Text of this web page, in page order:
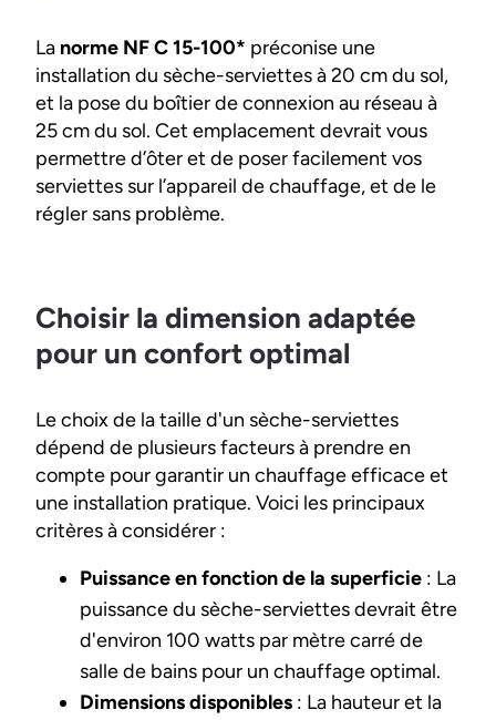
La norme NF C 15-100* préconise une
installation du sèche-serviettes à 20 cm du sol,
et la pose du boîtier de connexion au réseau à
25 cm du sol. Cet emplacement devrait vous
permettre d’ôter et de poser facilement vos
serviettes sur l’appareil de chauffage, et de le
régler sans problème.
Choisir la dimension adaptée
pour un confort optimal
Le choix de la taille d'un sèche-serviettes
dépend de plusieurs facteurs à prendre en
compte pour garantir un chauffage efficace et
une installation pratique. Voici les principaux
critères à considérer :
Puissance en fonction de la superficie : La
puissance du sèche-serviettes devrait être
d'environ 100 watts par mètre carré de
salle de bains pour un chauffage optimal.
Dimensions disponibles : La hauteur et la